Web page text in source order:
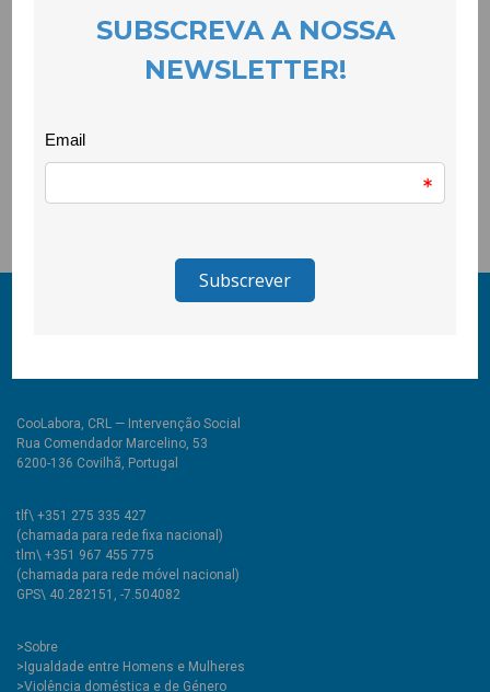
estereótipos de género. Já aMarta Vilarinho, muito a sério, fez
“ver” como as marcas da violência ficampara sempre. O teatro
também esteve ao serviço da igualdade de género com
mulher objecto. O público não selimitou a ser público e seguiu
a velha frase: vemos, ouvimos e lemos, nestecaso lendo
poemas e textos pela igualdade entre mulheres e homens.
CooLabora, CRL — Intervenção Social
Rua Comendador Marcelino, 53
6200-136 Covilhã, Portugal
tlf\ +351 275 335 427
(chamada para rede fixa nacional)
tlm\ +351 967 455 775
(chamada para rede móvel nacional)
GPS\ 40.282151, -7.504082
>Sobre
>Igualdade entre Homens e Mulheres
>Violência doméstica e de Género